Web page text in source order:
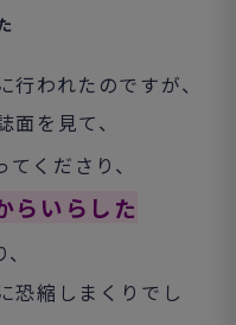
われたのですが、
を見て、
てくださり、
らいらした
恐縮しまくりでし